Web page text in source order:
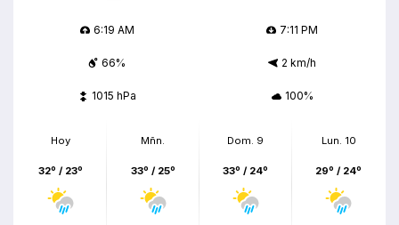
6:19 AM 7:11 PM
66% 2 km/h
1015 hPa 100%
Hoy
32º / 23º
Mñn.
33º / 25º
Dom. 9
33º / 24º
Lun. 10
29º / 24º